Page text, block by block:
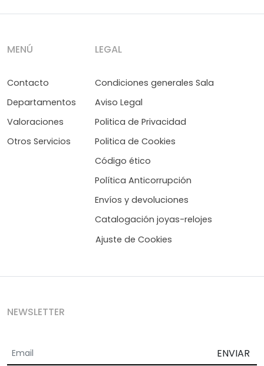
MENÚ
Contacto
Departamentos
Valoraciones
Otros Servicios
LEGAL
Condiciones generales Sala
Aviso Legal
Politica de Privacidad
Politica de Cookies
Código ético
Política Anticorrupción
Envíos y devoluciones
Catalogación joyas-relojes
Ajuste de Cookies
NEWSLETTER
ENVIAR